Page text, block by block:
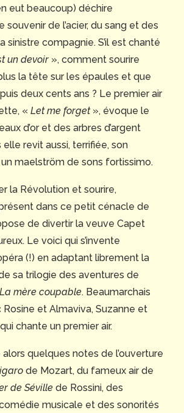
eut beaucoup) déchire
souvenir de l’acier, du sang et des
sinistre compagnie. S’il est chanté
un devoir », comment sourire
plus la tête sur les épaules et que
deux cents ans ? Le premier air
« Let me forget», évoque le
d’or et des arbres d’argent
elle revit aussi, terrifiée, son
maelström de sons fortissimo.
la Révolution et sourire,
dans ce petit cénacle de
de divertir la veuve Capet
Le voici qui s’invente
(!) en adaptant librement la
sa trilogie des aventures de
La mère coupable. Beaumarchais
et Almaviva, Suzanne et
chante un premier air.
quelques notes de l’ouverture
de Mozart, du fameux air de
de Séville de Rossini, des
musicale et des sonorités